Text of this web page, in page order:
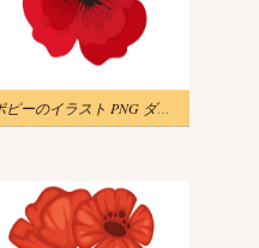
ポピーのイラスト PNG ダウンロード